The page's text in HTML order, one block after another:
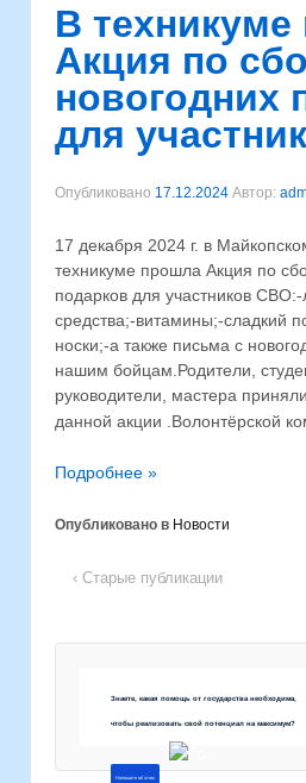
В
Акция по
новогодних
для
Опубликовано 17.12.2024 Автор:
17 декабря 2024 г. в
техникуме прошла Акция по
подарков для участников
средства;-витамины;-сладкий
носки;-а также письма с
нашим бойцам.Родители,
руководители, мастера
данной акции .Волонтёрской
Подробнее »
Опубликовано в Новости
‹ Старые публикации
Знаете, какая помощь от государства необходима,
чтобы реализовать свой потенциал на максимум?
Напишите об этом